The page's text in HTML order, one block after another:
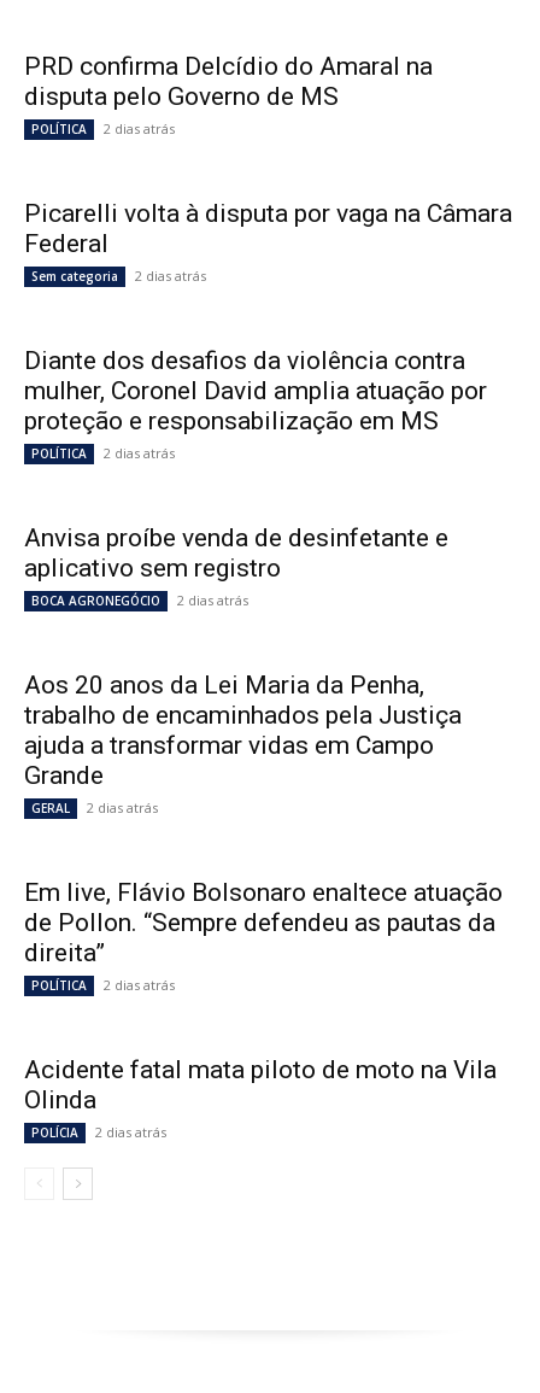
PRD confirma Delcídio do Amaral na
disputa pelo Governo de MS
POLÍTICA 2 dias atrás
Picarelli volta à disputa por vaga na Câmara
Federal
Sem categoria 2 dias atrás
Diante dos desafios da violência contra
mulher, Coronel David amplia atuação por
proteção e responsabilização em MS
POLÍTICA 2 dias atrás
Anvisa proíbe venda de desinfetante e
aplicativo sem registro
BOCA AGRONEGÓCIO 2 dias atrás
Aos 20 anos da Lei Maria da Penha,
trabalho de encaminhados pela Justiça
ajuda a transformar vidas em Campo
Grande
GERAL 2 dias atrás
Em live, Flávio Bolsonaro enaltece atuação
de Pollon. “Sempre defendeu as pautas da
direita”
POLÍTICA 2 dias atrás
Acidente fatal mata piloto de moto na Vila
Olinda
POLÍCIA 2 dias atrás